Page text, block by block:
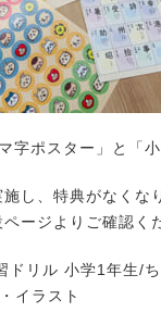
字ポスター」と「小
し、特典がなくな
ージよりご確認く
ドリル 小学1年生/
イラスト